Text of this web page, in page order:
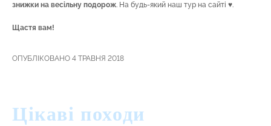
знижки на весільну подорож. На будь-який наш тур на сайті ♥.
Щастя вам!
ОПУБЛІКОВАНО 4 ТРАВНЯ 2018
Цікаві походи